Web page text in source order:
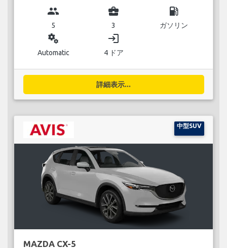
group
5
business_center
3
local_gas_station
ガソリン
miscellaneous_services
Automatic
login
4 ドア
詳細表示...
中型SUV
MAZDA CX-5